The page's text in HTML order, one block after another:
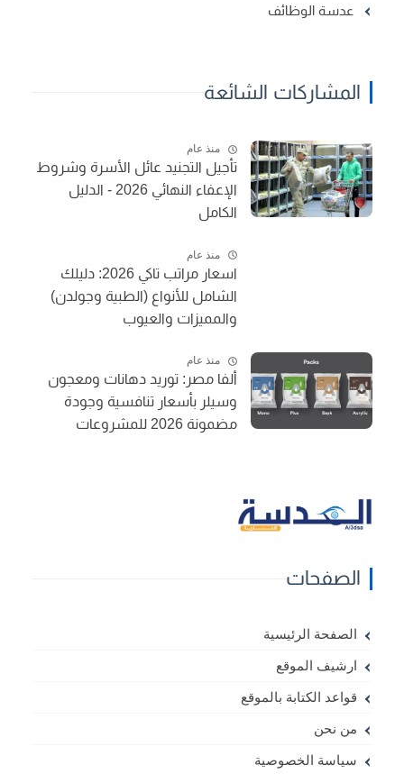
عدسة الوظائف
المشاركات الشائعة
منذ عام
تأجيل التجنيد عائل الأسرة وشروط
الإعفاء النهائي 2026 - الدليل
الكامل
منذ عام
اسعار مراتب تاكي 2026: دليلك
الشامل للأنواع (الطبية وجولدن)
والمميزات والعيوب
منذ عام
ألفا مصر: توريد دهانات ومعجون
وسيلر بأسعار تنافسية وجودة
مضمونة 2026 للمشروعات
الصفحات
الصفحة الرئيسية
ارشيف الموقع
قواعد الكتابة بالموقع
من نحن
سياسة الخصوصية